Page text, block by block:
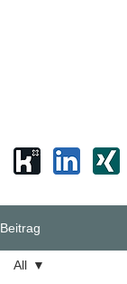
Beitrag
All